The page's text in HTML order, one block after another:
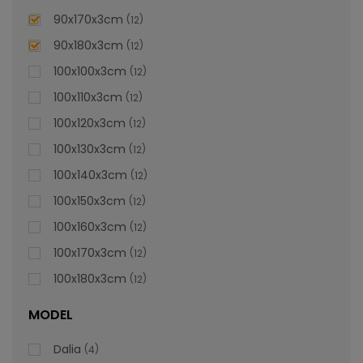
90x170x3cm 12
90x180x3cm 12
100x100x3cm 12
100x110x3cm 12
100x120x3cm 12
100x130x3cm 12
100x140x3cm 12
100x150x3cm 12
100x160x3cm 12
100x170x3cm 12
100x180x3cm 12
MODEL
Dalia 4